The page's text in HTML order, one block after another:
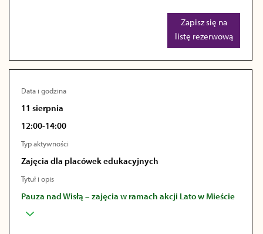
Zapisz się na
listę rezerwową
Data i godzina
11 sierpnia
12:00-14:00
Typ aktywności
Zajęcia dla placówek edukacyjnych
Tytuł i opis
Pauza nad Wisłą – zajęcia w ramach akcji Lato w Mieście